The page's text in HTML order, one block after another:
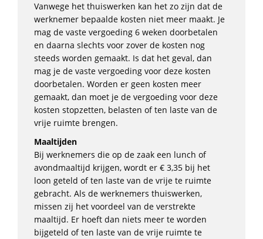
Vanwege het thuiswerken kan het zo zijn dat de
werknemer bepaalde kosten niet meer maakt. Je
mag de vaste vergoeding 6 weken doorbetalen
en daarna slechts voor zover de kosten nog
steeds worden gemaakt. Is dat het geval, dan
mag je de vaste vergoeding voor deze kosten
doorbetalen. Worden er geen kosten meer
gemaakt, dan moet je de vergoeding voor deze
kosten stopzetten, belasten of ten laste van de
vrije ruimte brengen.
Maaltijden
Bij werknemers die op de zaak een lunch of
avondmaaltijd krijgen, wordt er € 3,35 bij het
loon geteld of ten laste van de vrije te ruimte
gebracht. Als de werknemers thuiswerken,
missen zij het voordeel van de verstrekte
maaltijd. Er hoeft dan niets meer te worden
bijgeteld of ten laste van de vrije ruimte te